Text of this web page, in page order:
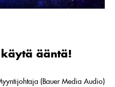
ääntä!
(Bauer Media Audio)